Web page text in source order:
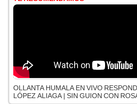
OLLANTA HUMALA EN VIVO
LÓPEZ ALIAGA | SIN GUION CON